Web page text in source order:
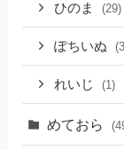
ひのま (29)
ぽちいぬ
れいじ (1)
めておら